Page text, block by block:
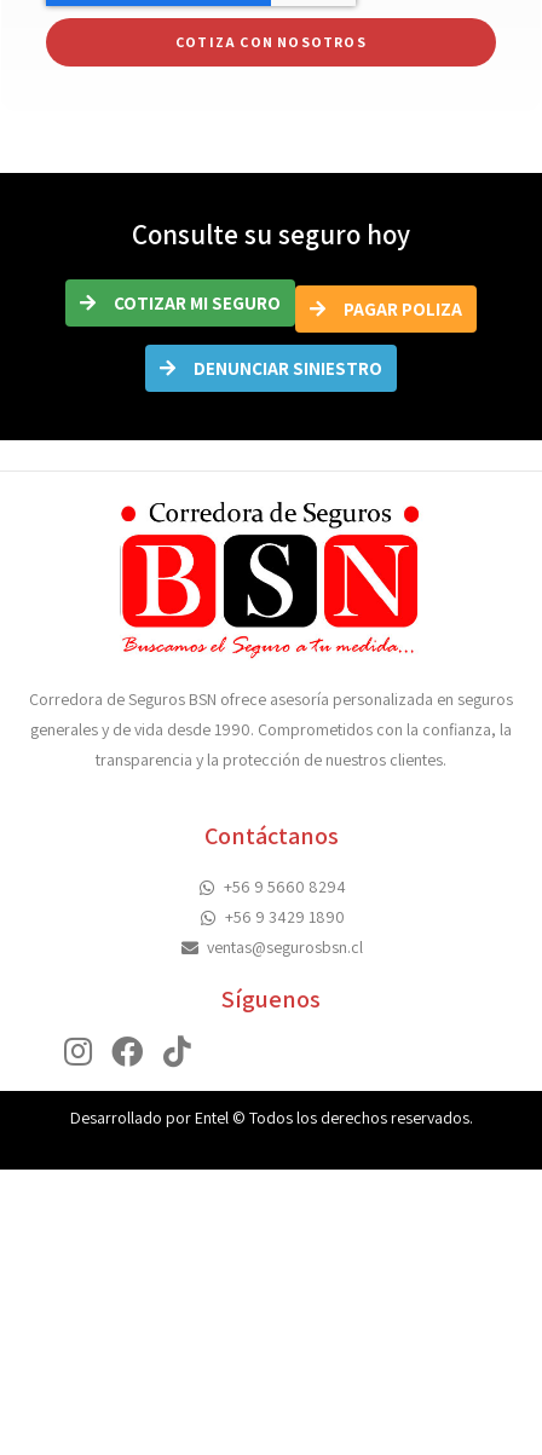
COTIZA CON NOSOTROS
Consulte su seguro hoy
COTIZAR MI SEGURO PAGAR POLIZA
DENUNCIAR SINIESTRO
Corredora de Seguros BSN ofrece asesoría personalizada en seguros
generales y de vida desde 1990. Comprometidos con la confianza, la
transparencia y la protección de nuestros clientes.
Contáctanos
+56 9 5660 8294
+56 9 3429 1890
ventas@segurosbsn.cl
Síguenos
Desarrollado por Entel © Todos los derechos reservados.